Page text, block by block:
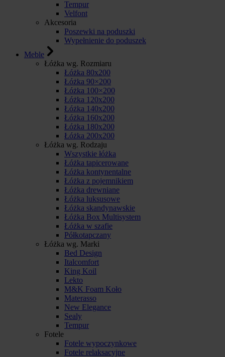
Tempur
Velfont
Akcesoria
Poszewki na poduszki
Wypełnienie do poduszek
Meble
Łóżka wg. Rozmiaru
Łóżka 80x200
Łóżka 90×200
Łóżka 100×200
Łóżka 120x200
Łóżka 140x200
Łóżka 160x200
Łóżka 180x200
Łóżka 200x200
Łóżka wg. Rodzaju
Wszystkie łóżka
Łóżka tapicerowane
Łóżka kontynentalne
Łóżka z pojemnikiem
Łóżka drewniane
Łóżka luksusowe
Łóżka skandynawskie
Łóżka Box Multisystem
Łóżka w szafie
Półkotapczany
Łóżka wg. Marki
Bed Design
Italcomfort
King Koil
Lekto
M&K Foam Koło
Materasso
New Elegance
Sealy
Tempur
Fotele
Fotele wypoczynkowe
Fotele relaksacyjne